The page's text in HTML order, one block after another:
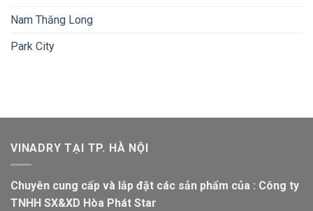
Nam Thăng Long
Park City
VINADRY TẠI TP. HÀ NỘI
Chuyên cung cấp và lắp đặt các sản phẩm của : Công ty
TNHH SX&XD Hòa Phát Star